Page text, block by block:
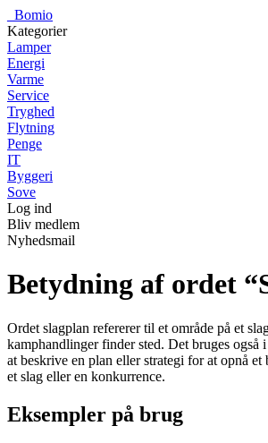
Bomio
Kategorier
Lamper
Energi
Varme
Service
Tryghed
Flytning
Penge
IT
Byggeri
Sove
Log ind
Bliv medlem
Nyhedsmail
Betydning af ordet
Ordet slagplan refererer til et område på et
kamphandlinger finder sted. Det bruges også
at beskrive en plan eller strategi for at opnå et
et slag eller en konkurrence.
Eksempler på brug